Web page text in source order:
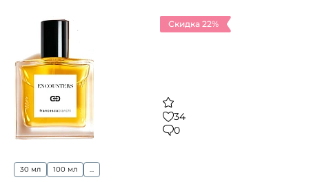
Скидка 22%
34
0
30 мл 100 мл ...